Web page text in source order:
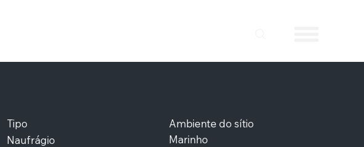
Tipo
Naufrágio
Ambiente do sítio
Marinho